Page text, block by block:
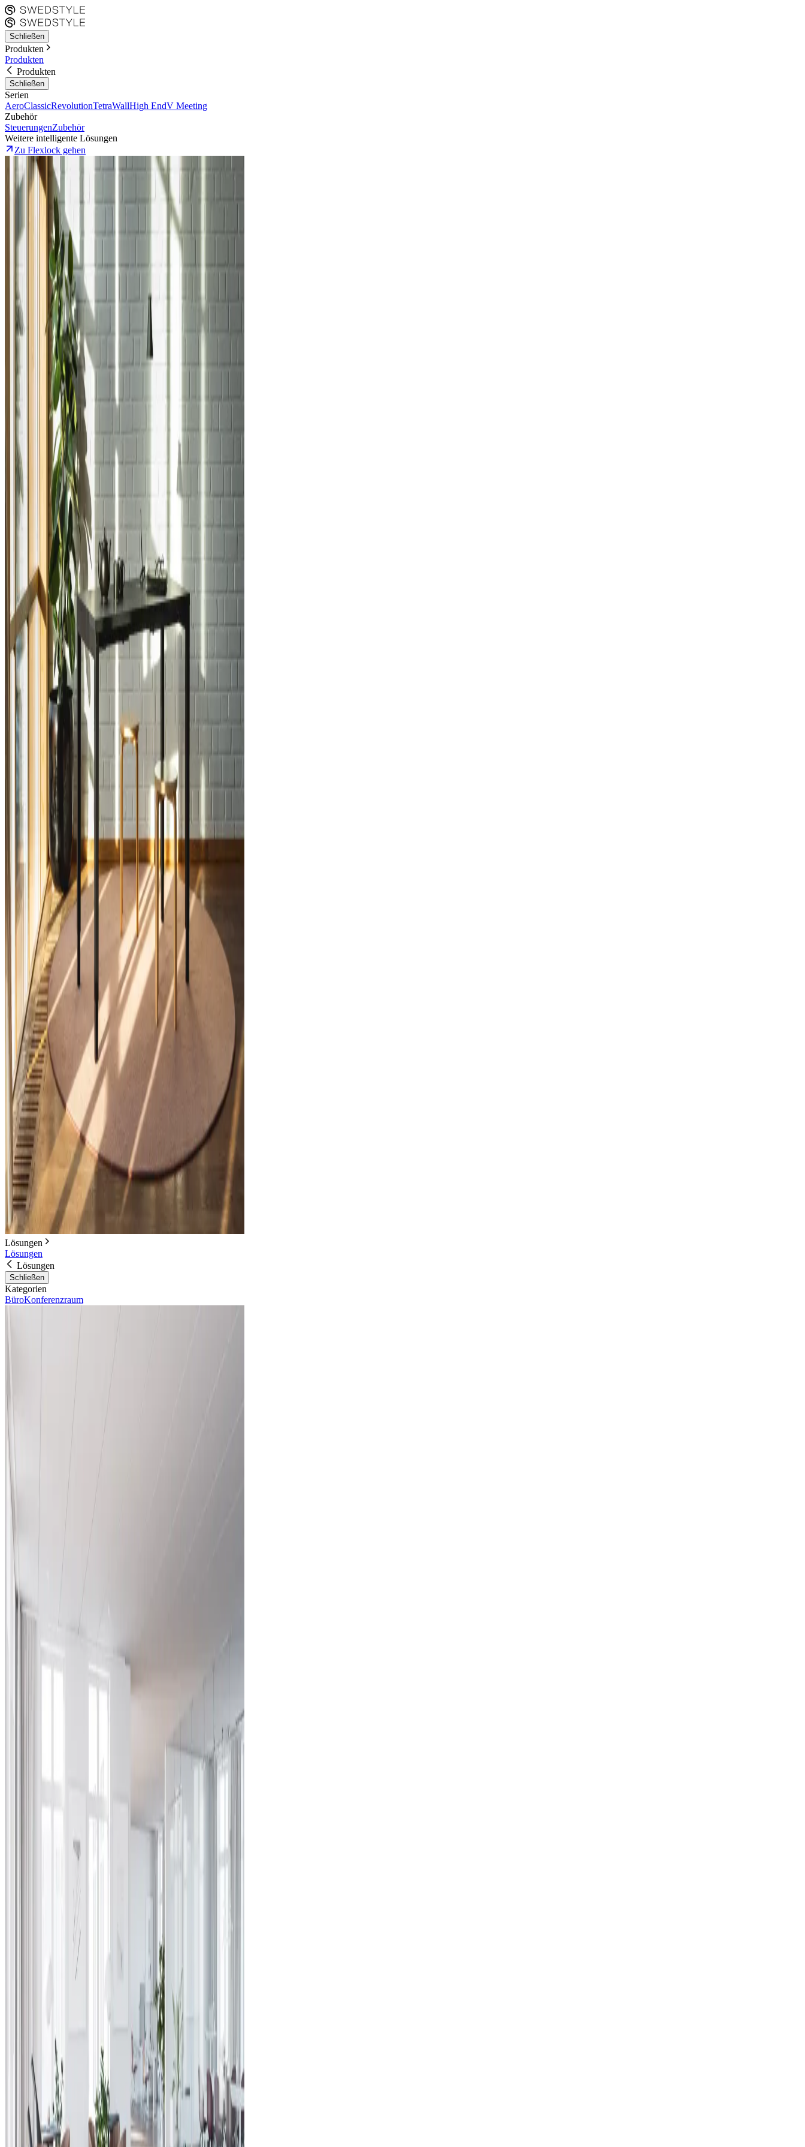
Schließen
Produkten
Produkten
Produkten
Schließen
Serien
AeroClassicRevolutionTetraWallHigh EndV Meeting
Zubehör
SteuerungenZubehör
Weitere intelligente Lösungen
Zu Flexlock gehen
Lösungen
Lösungen
Lösungen
Schließen
Kategorien
BüroKonferenzraum